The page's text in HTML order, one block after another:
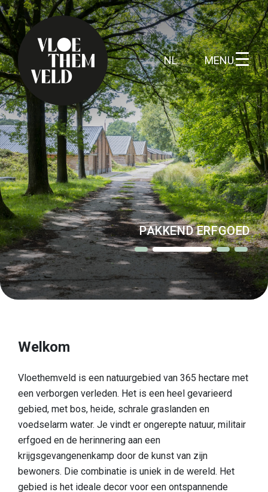
NL MENU
Home
Te doen
Alle activiteiten
Gidsbeurten
Routes
Kunst in Vloethemveld
Ontdek
Een boeiende geschiedenis
Een blik op de vondsten
Boek Verborgen Parel
Praktische info
Onthaalpoorten
Speelzone
WOESTE GRONDEN
Welkom
Vloethemveld is een natuurgebied van 365 hectare met
een verborgen verleden. Het is een heel gevarieerd
gebied, met bos, heide, schrale graslanden en
voedselarm water. Je vindt er ongerepte natuur, militair
erfgoed en de herinnering aan een
krijgsgevangenenkamp door de kunst van zijn
bewoners. Die combinatie is uniek in de wereld. Het
gebied is het ideale decor voor een ontspannende